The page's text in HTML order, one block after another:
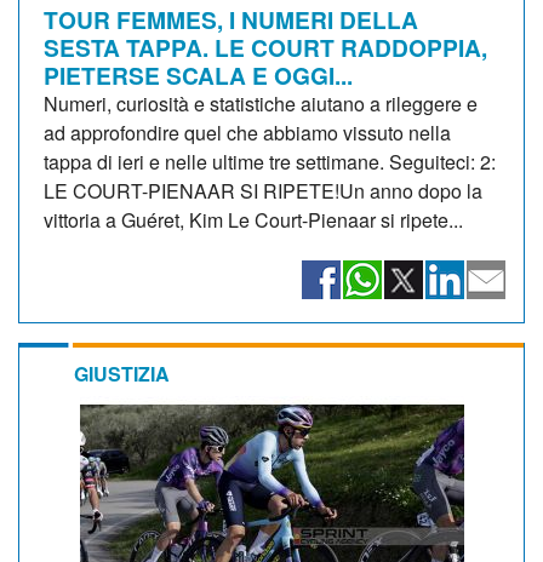
TOUR FEMMES, I NUMERI DELLA
SESTA TAPPA. LE COURT RADDOPPIA,
PIETERSE SCALA E OGGI...
Numeri, curiosità e statistiche aiutano a rileggere e
ad approfondire quel che abbiamo vissuto nella
tappa di ieri e nelle ultime tre settimane. Seguiteci: 2:
LE COURT-PIENAAR SI RIPETE!Un anno dopo la
vittoria a Guéret, Kim Le Court-Pienaar si ripete...
GIUSTIZIA